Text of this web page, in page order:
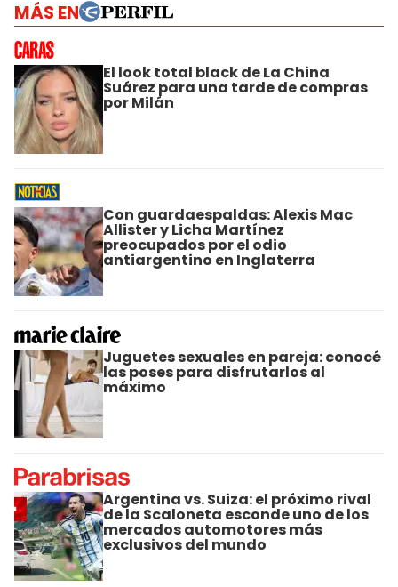
MÁS EN
El look total black de La China
Suárez para una tarde de compras
por Milán
Con guardaespaldas: Alexis Mac
Allister y Licha Martínez
preocupados por el odio
antiargentino en Inglaterra
Juguetes sexuales en pareja: conocé
las poses para disfrutarlos al
máximo
Argentina vs. Suiza: el próximo rival
de la Scaloneta esconde uno de los
mercados automotores más
exclusivos del mundo